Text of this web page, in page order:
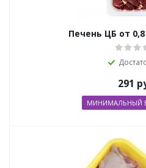
Печень ЦБ от
291
МИНИМАЛЬНЫЙ